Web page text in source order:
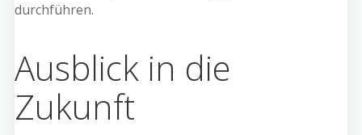
durchführen.
Ausblick in die
Zukunft